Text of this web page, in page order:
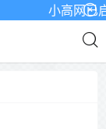
小高网已启